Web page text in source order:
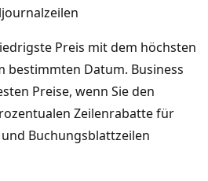
Preis mit dem höchsten
bestimmten Datum. Business
Preise, wenn Sie den
Zeilenrabatte für
Buchungsblattzeilen